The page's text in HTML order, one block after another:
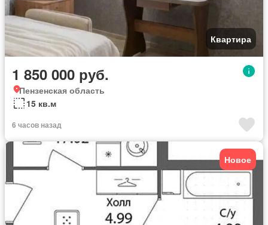
Квартира
1 850 000 руб.
Пензенская область
15 кв.м
6 часов назад
Новое